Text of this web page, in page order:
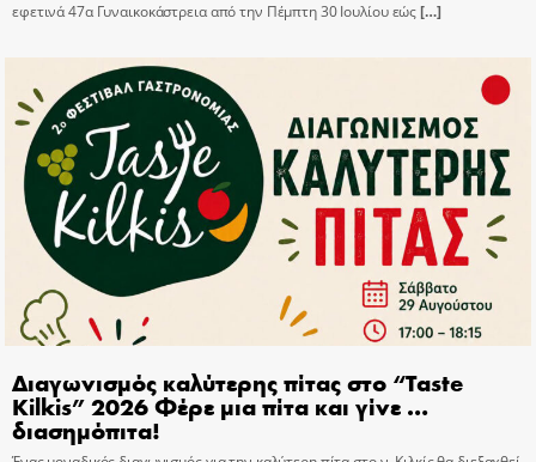
εφετινά 47α Γυναικοκάστρεια από την Πέμπτη 30 Ιουλίου εώς[…]
Διαγωνισμός καλύτερης πίτας στο “Taste
Kilkis” 2026 Φέρε μια πίτα και γίνε …
διασημόπιτα!